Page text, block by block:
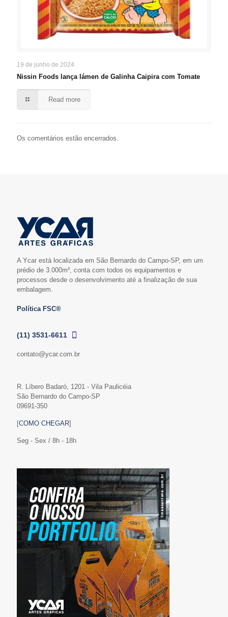
19 de junho de 2024
Nissin Foods lança lámen de Galinha Caipira com Tomate
Read more
Os comentários estão encerrados.
A Ycar está localizada em São Bernardo do Campo-SP, em um
prédio de 3.000m², conta com todos os equipamentos e
processos desde o desenvolvimento até a finalização de sua
embalagem.
Política FSC®
(11) 3531-6611
contato@ycar.com.br
R. Líbero Badaró, 1201 - Vila Paulicéia
São Bernardo do Campo-SP
09691-350
[COMO CHEGAR]
Seg - Sex / 8h - 18h